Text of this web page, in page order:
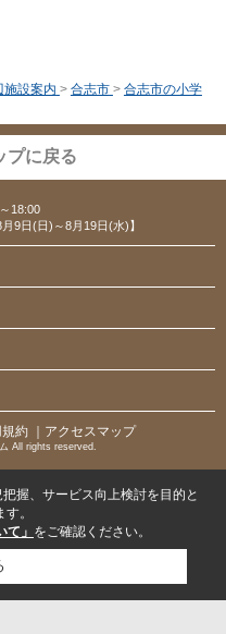
施設案内 > 合志市 > 合志市の小学
プに戻る
18:00
9日(日)～8月19日(水)】
約 ｜アクセスマップ
All rights reserved.
握、サービス向上検討を目的と
。
て」 をご確認ください。